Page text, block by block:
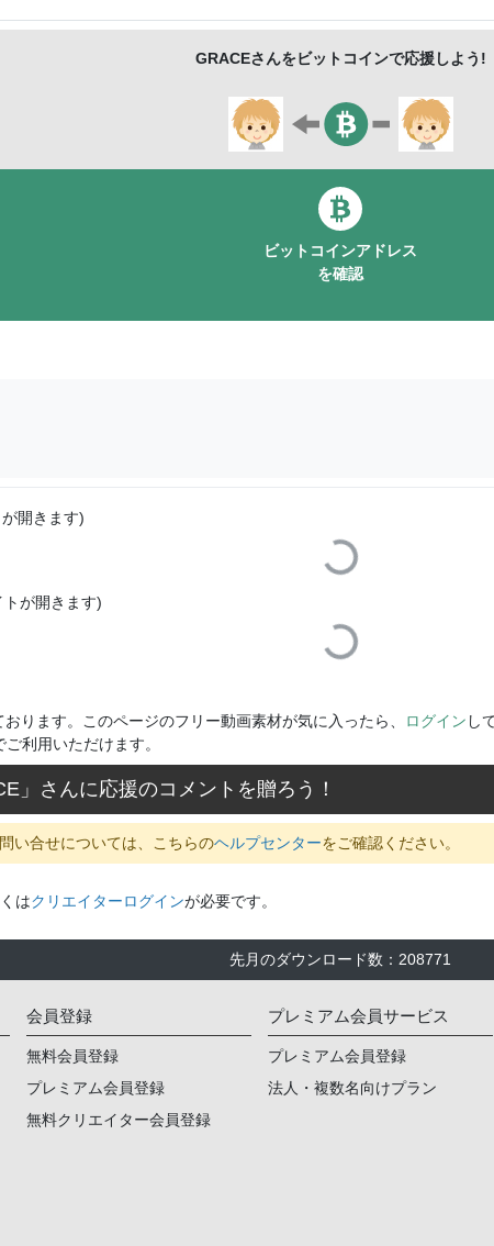
GRACEさんをビットコインで応援しよう!
ビットコインアドレス
を確認
開きます)
Loading...
が開きます)
Loading...
ります。このページのフリー動画素材が気に入ったら、 ログイン し
利用いただけます。
」さんに応援のコメントを贈ろう！
い合せについては、こちらのヘルプセンターをご確認ください。
はクリエイターログインが必要です。
先月のダウンロード数 ： 208771
会員登録
無料会員登録
プレミアム会員登録
無料クリエイター会員登録
プレミアム会員サービス
プレミアム会員登録
法人・複数名向けプラン